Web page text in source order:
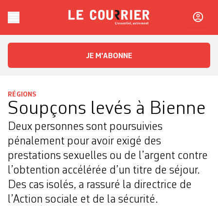
Le CourrierL'essentiel, autrement
JE M'ABONNE
RÉGIONS
Soupçons levés à Bienne
Deux personnes sont poursuivies
pénalement pour avoir exigé des
prestations sexuelles ou de l’argent contre
l’obtention accélérée d’un titre de séjour.
Des cas isolés, a rassuré la directrice de
l’Action sociale et de la sécurité.